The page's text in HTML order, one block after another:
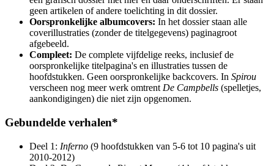
geen artikelen of andere toelichting in dit dossier.
Oorspronkelijke albumcovers: In het dossier staan alle
coverillustraties (zonder de titelgegevens) paginagroot
afgebeeld.
Compleet: De complete vijfdelige reeks, inclusief de
oorspronkelijke titelpagina's en illustraties tussen de
hoofdstukken. Geen oorspronkelijke backcovers. In Spirou
verscheen nog meer werk omtrent De Campbells (spelletjes,
aankondigingen) die niet zijn opgenomen.
Gebundelde verhalen*
Deel 1: Inferno (9 hoofdstukken van 5-6 tot 10 pagina's uit
2010-2012)